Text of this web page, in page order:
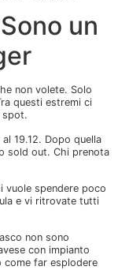
un
non volete. Solo
questi estremi ci
spot.
19.12. Dopo quella
sold out. Chi prenota
vuole spendere poco
e vi ritrovate tutti
non sono
con impianto
come far esplodere